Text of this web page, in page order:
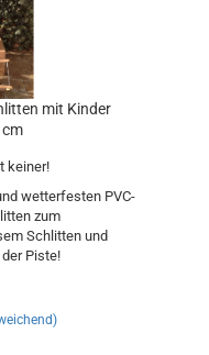
mit Kinder
cm
keiner!
wetterfesten PVC-
zum
Schlitten und
Piste!